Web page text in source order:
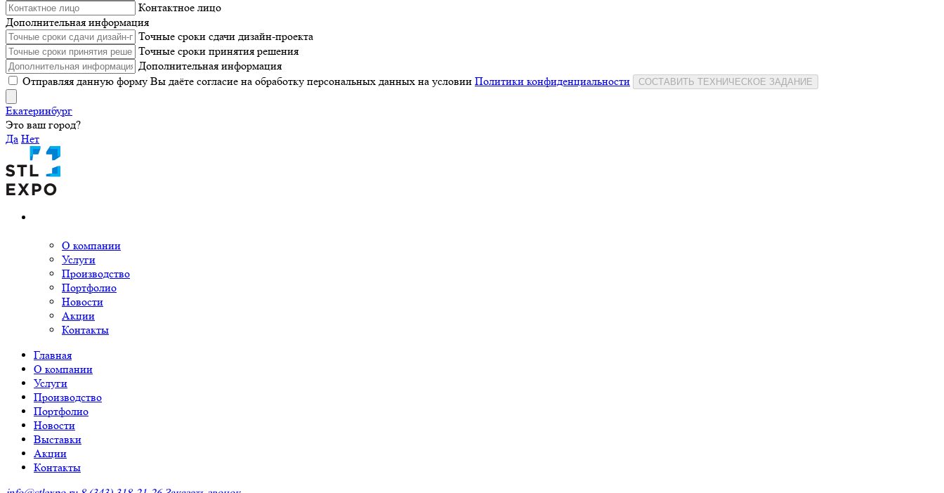
Контактное лицо
Дополнительная информация
Точные сроки сдачи дизайн-проекта
Точные сроки принятия решения
Дополнительная информация
Отправляя данную форму Вы даёте согласие на обработку персональных данных на условии Политики конфиденциальности СОСТАВИТЬ ТЕХНИЧЕСКОЕ ЗАДАНИЕ
Екатеринбург
Это ваш город?
Да Нет
О компании
Услуги
Производство
Портфолио
Новости
Акции
Контакты
Главная
О компании
Услуги
Производство
Портфолио
Новости
Выставки
Акции
Контакты